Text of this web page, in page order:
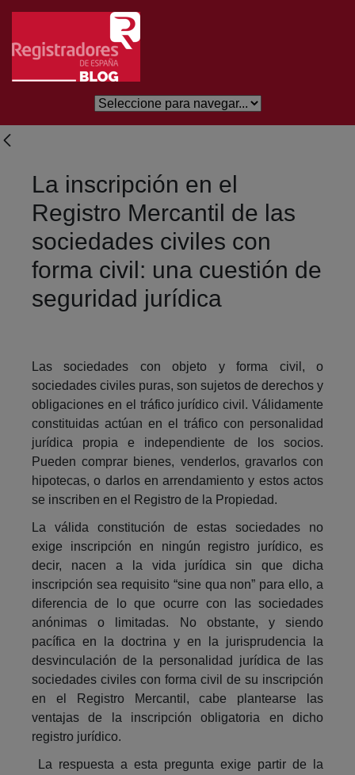
Skip to Main Content
La inscripción en el
Registro Mercantil de las
sociedades civiles con
forma civil: una cuestión de
seguridad jurídica
Las sociedades con objeto y forma civil, o
sociedades civiles puras, son sujetos de derechos y
obligaciones en el tráfico jurídico civil. Válidamente
constituidas actúan en el tráfico con personalidad
jurídica propia e independiente de los socios.
Pueden comprar bienes, venderlos, gravarlos con
hipotecas, o darlos en arrendamiento y estos actos
se inscriben en el Registro de la Propiedad.
La válida constitución de estas sociedades no
exige inscripción en ningún registro jurídico, es
decir, nacen a la vida jurídica sin que dicha
inscripción sea requisito “sine qua non” para ello, a
diferencia de lo que ocurre con las sociedades
anónimas o limitadas. No obstante, y siendo
pacífica en la doctrina y en la jurisprudencia la
desvinculación de la personalidad jurídica de las
sociedades civiles con forma civil de su inscripción
en el Registro Mercantil, cabe plantearse las
ventajas de la inscripción obligatoria en dicho
registro jurídico.
La respuesta a esta pregunta exige partir de la